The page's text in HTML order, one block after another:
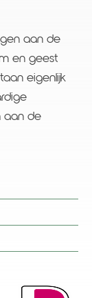
aan de
en geest
eigenlijk
aan de